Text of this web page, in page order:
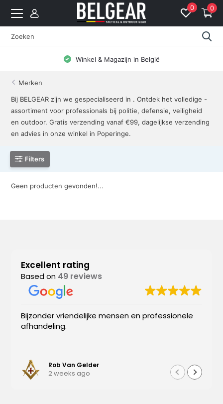
0 0
Winkel & Magazijn in België
Merken
Bij BELGEAR zijn we gespecialiseerd in . Ontdek het volledige -
assortiment voor professionals bij politie, defensie, veiligheid
en outdoor. Gratis verzending vanaf €99, dagelijkse verzending
en advies in onze winkel in Poperinge.
Filters
Geen producten gevonden!...
Excellent rating
Based on 49 reviews
Bijzonder vriendelijke mensen en professionele
afhandeling.
Rob Van Gelder
2 weeks ago